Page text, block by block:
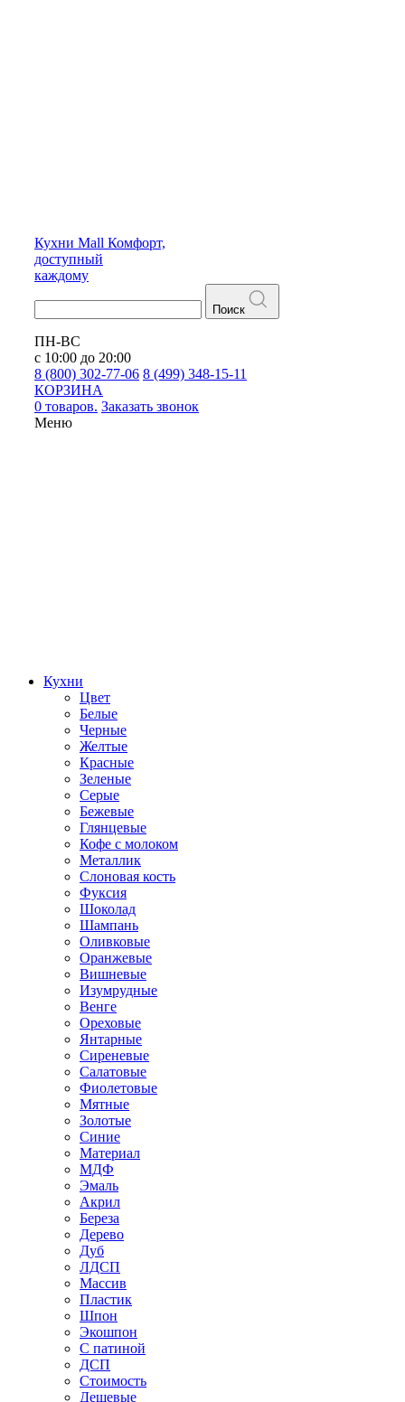
Кухни Mall Комфорт,
доступный
каждому
Поиск
ПН-ВС
с 10:00 до 20:00
8 (800) 302-77-06 8 (499) 348-15-11
КОРЗИНА
0 товаров. Заказать звонок
Меню
Кухни
Цвет
Белые
Черные
Желтые
Красные
Зеленые
Серые
Бежевые
Глянцевые
Кофе с молоком
Металлик
Слоновая кость
Фуксия
Шоколад
Шампань
Оливковые
Оранжевые
Вишневые
Изумрудные
Венге
Ореховые
Янтарные
Сиреневые
Салатовые
Фиолетовые
Мятные
Золотые
Синие
Материал
МДФ
Эмаль
Акрил
Береза
Дерево
Дуб
ЛДСП
Массив
Пластик
Шпон
Экошпон
С патиной
ДСП
Стоимость
Дешевые